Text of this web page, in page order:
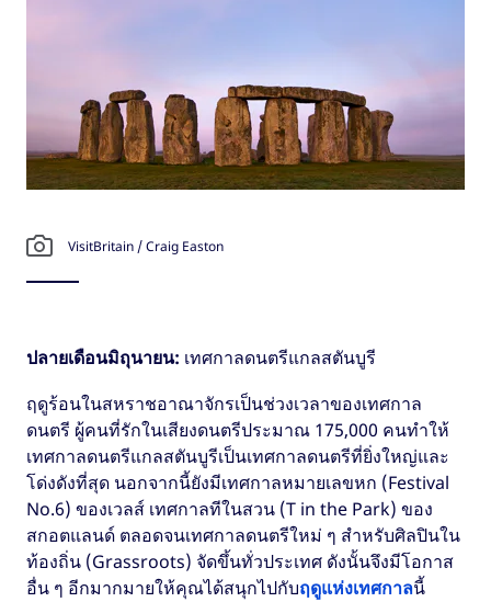
VisitBritain / Craig Easton
ปลายเดือนมิถุนายน: เทศกาลดนตรีแกลสตันบูรี
ฤดูร้อนในสหราชอาณาจักรเป็นช่วงเวลาของเทศกาล
ดนตรี ผู้คนที่รักในเสียงดนตรีประมาณ 175,000 คนทำให้
เทศกาลดนตรีแกลสตันบูรีเป็นเทศกาลดนตรีที่ยิ่งใหญ่และ
โด่งดังที่สุด นอกจากนี้ยังมีเทศกาลหมายเลขหก (Festival
No.6) ของเวลส์ เทศกาลทีในสวน (T in the Park) ของ
สกอตแลนด์ ตลอดจนเทศกาลดนตรีใหม่ ๆ สำหรับศิลปินใน
ท้องถิ่น (Grassroots) จัดขึ้นทั่วประเทศ ดังนั้นจึงมีโอกาส
อื่น ๆ อีกมากมายให้คุณได้สนุกไปกับฤดูแห่งเทศกาลนี้